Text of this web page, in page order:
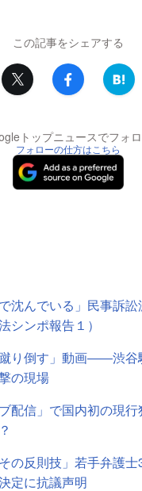
この記事をシェアする
トップニュースでフォ
フォローの仕方はこちら
沈んでいる」民事訴
シンポ報告１）
り倒す」動画――渋谷
の現場
配信」で国内初の現
の反則技」若手弁護
定に抗議声明